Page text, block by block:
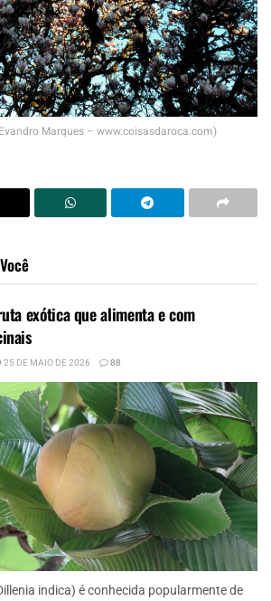
Marques – www.coisasdaroca.com)
exótica que alimenta e com
25 DE MAIO DE 2026 88
indica) é conhecida popularmente de